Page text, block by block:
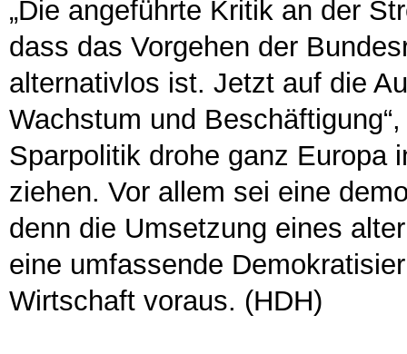
„Die angeführte Kritik an der
dass das Vorgehen der
alternativlos ist. Jetzt auf die
Wachstum und
Sparpolitik drohe ganz Europa
ziehen. Vor allem sei eine
denn die Umsetzung eines
eine umfassende
Wirtschaft voraus. (HDH)